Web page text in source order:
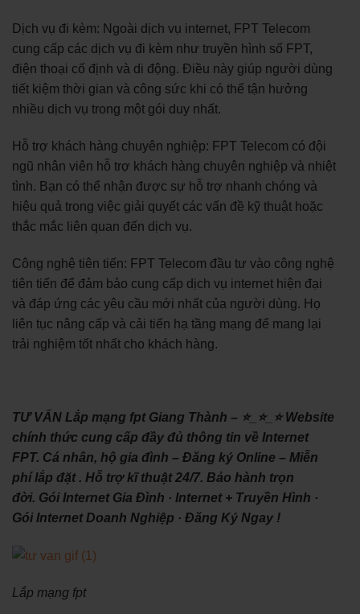
Dịch vụ đi kèm: Ngoài dịch vụ internet, FPT Telecom
cung cấp các dịch vụ đi kèm như truyền hình số FPT,
điện thoại cố định và di động. Điều này giúp người dùng
tiết kiệm thời gian và công sức khi có thể tận hưởng
nhiều dịch vụ trong một gói duy nhất.
Hỗ trợ khách hàng chuyên nghiệp: FPT Telecom có đội
ngũ nhân viên hỗ trợ khách hàng chuyên nghiệp và nhiệt
tình. Bạn có thể nhận được sự hỗ trợ nhanh chóng và
hiệu quả trong việc giải quyết các vấn đề kỹ thuật hoặc
thắc mắc liên quan đến dịch vụ.
Công nghệ tiên tiến: FPT Telecom đầu tư vào công nghệ
tiên tiến để đảm bảo cung cấp dịch vụ internet hiện đại
và đáp ứng các yêu cầu mới nhất của người dùng. Họ
liên tục nâng cấp và cải tiến hạ tầng mạng để mang lại
trải nghiệm tốt nhất cho khách hàng.
TƯ VẤN Lắp mạng fpt Giang Thành – ⭐_⭐_⭐ Website
chính thức cung cấp đầy đủ thông tin về Internet
FPT. Cá nhân, hộ gia đình – Đăng ký Online – Miễn
phí lắp đặt . Hỗ trợ kĩ thuật 24/7. Bảo hành trọn
đời. ‎Gói Internet Gia Đình · ‎Internet + Truyền Hình ·
‎Gói Internet Doanh Nghiệp · ‎Đăng Ký Ngay !
Lắp mạng fpt